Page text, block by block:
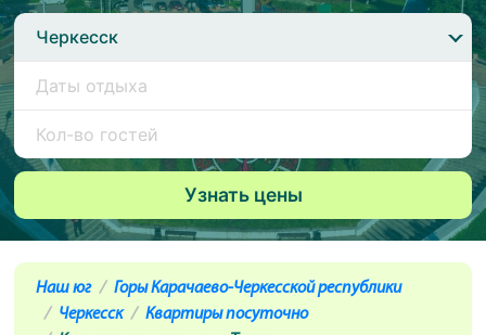
Черкесск
Наш юг
Горы Карачаево-Черкесской республики
Черкесск
Квартиры посуточно